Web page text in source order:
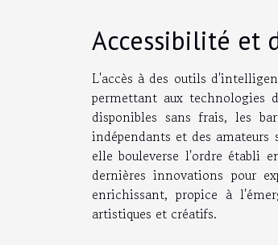
Accessibilité et
L'accès à des outils
permettant aux technologies
disponibles sans frais, les
indépendants et des
elle bouleverse l'ordre établi
dernières innovations pour
enrichissant, propice à
artistiques et créatifs.